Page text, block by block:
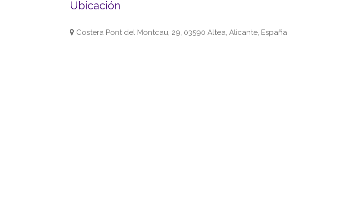
Ubicación
Costera Pont del Montcau, 29, 03590 Altea, Alicante, España